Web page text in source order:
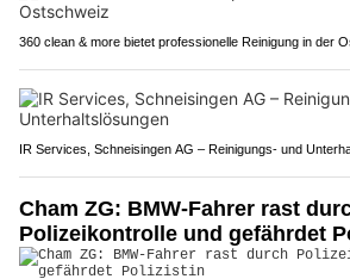
360 clean & more bietet professionelle Reinigung in der
IR Services, Schneisingen AG – Reinigungs- und
Cham ZG: BMW-Fahrer rast
Polizeikontrolle und gefährdet